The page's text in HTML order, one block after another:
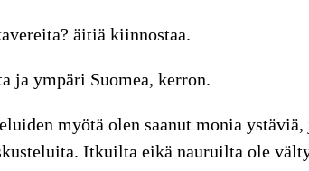
äitiä kiinnostaa.
ja ympäri Suomea, kerron.
myötä olen saanut monia
Itkuilta eikä nauruilta ole